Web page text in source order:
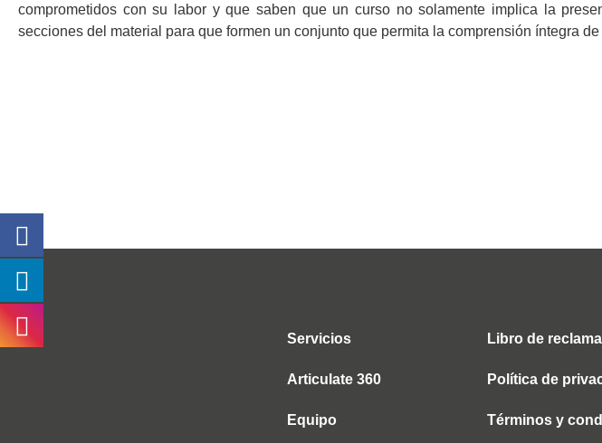
comprometidos con su labor y que saben que un curso no solamente implica la
secciones del material para que formen un conjunto que permita la comprensión íntegra
Servicios
Articulate 360
Equipo
Libro de
Política de
Términos y